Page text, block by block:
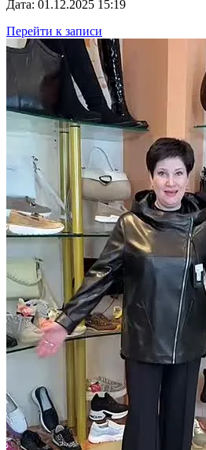
Дата: 01.12.2025 15:19
Перейти к записи